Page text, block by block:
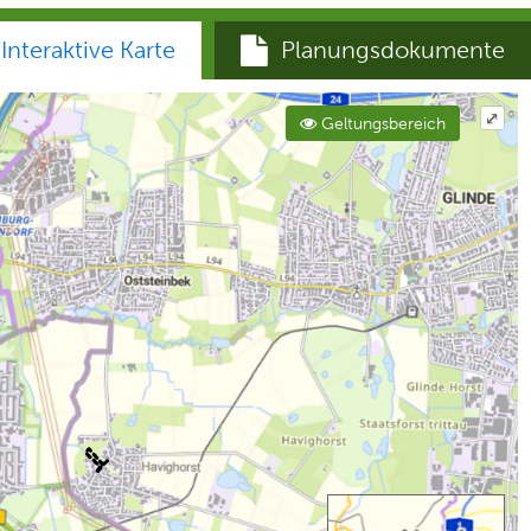
Interaktive Karte Planungsdokumente
Geltungsbereich ⤢